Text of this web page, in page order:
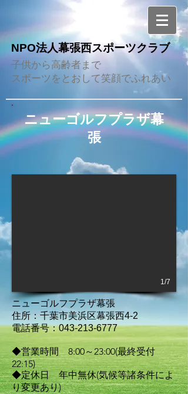
NPO法人幕張西スポーツクラブ
子供から高齢者まで
スポーツをとおして笑顔でふれあい
ニューゴルフプラザ幕
張
1/7
ニューゴルフプラザ幕張
住所：千葉市美浜区幕張西4-2
電話番号：043-213-6777
◆営業時間 8:00～23:00(最終受付
22:15)
◆定休日 年中無休(気候等諸条件によ
り変更あり)